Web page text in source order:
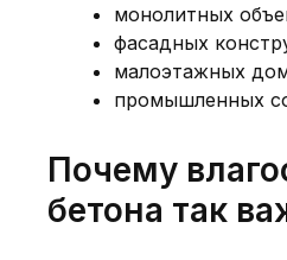
монолитных
фасадных
малоэтажных
промышленных
Почему
бетона так